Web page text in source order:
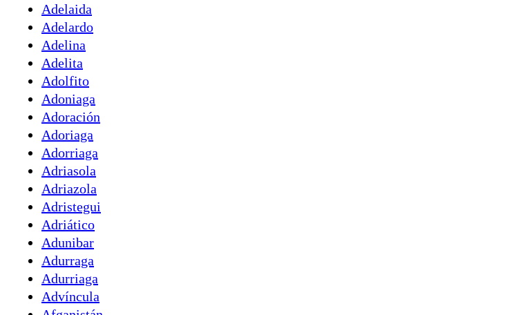
Adelaida
Adelardo
Adelina
Adelita
Adolfito
Adoniaga
Adoración
Adoriaga
Adorriaga
Adriasola
Adriazola
Adristegui
Adriático
Adunibar
Adurraga
Adurriaga
Advíncula